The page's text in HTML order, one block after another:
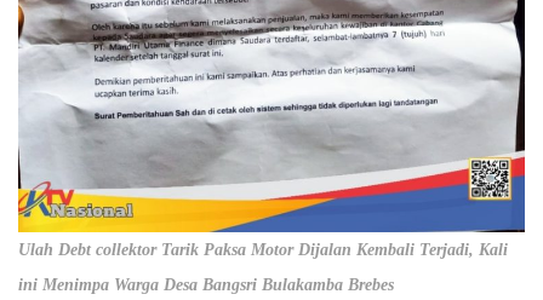
Ulah Debt collektor Tarik Paksa Motor Dijalan Kembali Terjadi, Kali
ini Menimpa Warga Desa Bangsri Bulakamba Brebes